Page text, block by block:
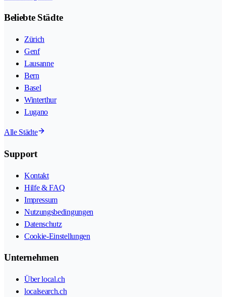
Beliebte Städte
Zürich
Genf
Lausanne
Bern
Basel
Winterthur
Lugano
Alle Städte
Support
Kontakt
Hilfe & FAQ
Impressum
Nutzungsbedingungen
Datenschutz
Cookie-Einstellungen
Unternehmen
Über local.ch
localsearch.ch